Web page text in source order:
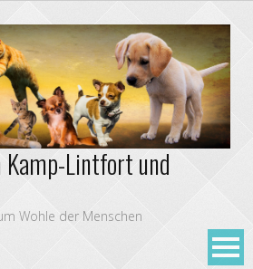
Lintfort und
Wohle der Menschen